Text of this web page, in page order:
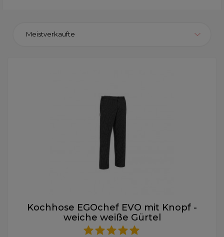
Meistverkaufte
Kochhose EGOchef EVO mit Knopf -
weiche weiße Gürtel